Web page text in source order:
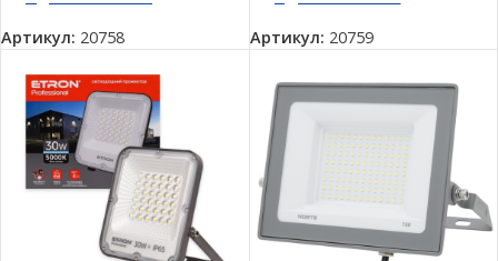
Артикул: 20758 Артикул: 20759